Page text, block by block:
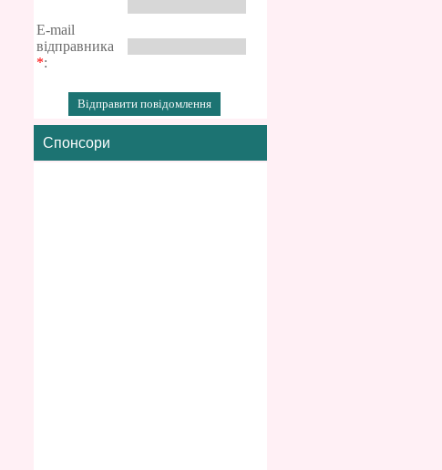
E-mail
відправника
*:
Спонсори